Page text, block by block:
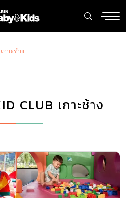
กาะช้าง
CLUB เกาะช้าง